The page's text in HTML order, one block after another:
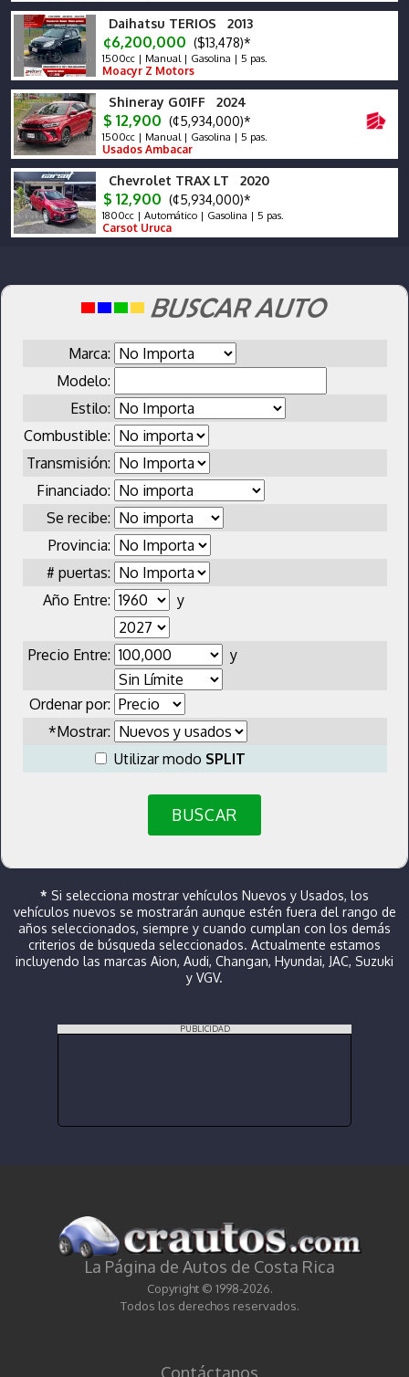
Daihatsu TERIOS 2013
¢6,200,000 ($13,478)*
1500cc | Manual | Gasolina | 5 pas.
Moacyr Z Motors
Shineray G01FF 2024
$ 12,900 (¢5,934,000)*
1500cc | Manual | Gasolina | 5 pas.
Usados Ambacar
Chevrolet TRAX LT 2020
$ 12,900 (¢5,934,000)*
1800cc | Automático | Gasolina | 5 pas.
Carsot Uruca
Marca:
Modelo:
Estilo:
Combustible:
Transmisión:
Financiado:
Se recibe:
Provincia:
# puertas:
Año Entre:
y
Precio Entre: y
Ordenar por:
*Mostrar:
Utilizar modo SPLIT
BUSCAR
* Si selecciona mostrar vehículos Nuevos y Usados, los
vehículos nuevos se mostrarán aunque estén fuera del rango de
años seleccionados, siempre y cuando cumplan con los demás
criterios de búsqueda seleccionados. Actualmente estamos
incluyendo las marcas Aion, Audi, Changan, Hyundai, JAC, Suzuki
y VGV.
PUBLICIDAD
La Página de Autos de Costa Rica
Copyright © 1998-2026.
Todos los derechos reservados.
Contáctanos